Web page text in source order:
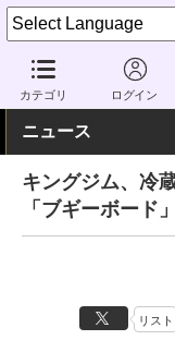
カテゴリ ログイン
家電 Watch その他・
ニュース
キングジム、冷
「ブギーボード」
リスト